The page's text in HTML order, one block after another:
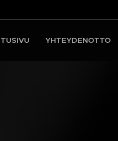
YHTEYDENOTTO